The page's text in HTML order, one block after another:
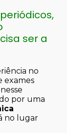
ser a
no
exames
por uma
no lugar